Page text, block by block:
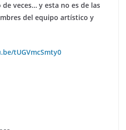
veces… y esta no es de las
del equipo artístico y
tUGVmcSmty0